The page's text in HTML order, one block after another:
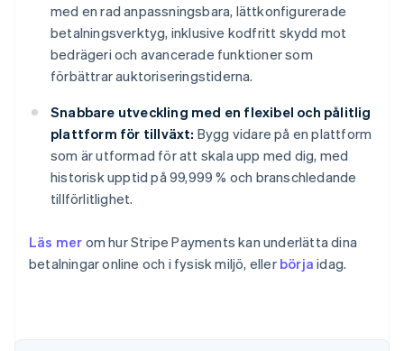
med en rad anpassningsbara, lättkonfigurerade
betalningsverktyg, inklusive kodfritt skydd mot
bedrägeri och avancerade funktioner som
förbättrar auktoriseringstiderna.
Snabbare utveckling med en flexibel och pålitlig
plattform för tillväxt: Bygg vidare på en plattform
som är utformad för att skala upp med dig, med
historisk upptid på 99,999 % och branschledande
tillförlitlighet.
Läs mer om hur Stripe Payments kan underlätta dina
betalningar online och i fysisk miljö, eller börja idag.
Australien
English
PortuguêsEnglish